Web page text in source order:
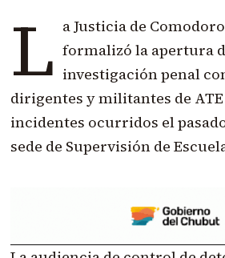
L a Justicia de
formalizó la apertura
investigación penal
dirigentes y militantes de
incidentes ocurridos el
sede de Supervisión de